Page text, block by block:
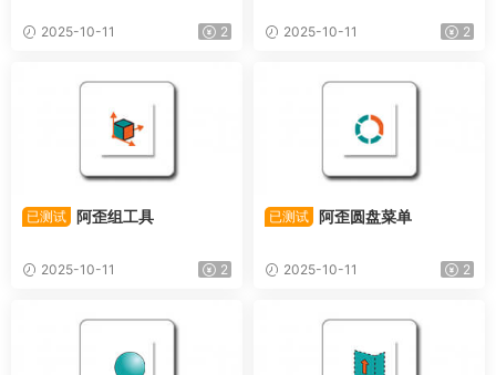
2025-10-11 2 2025-10-11 2
已测试 阿歪组工具
2025-10-11 2
已测试 阿歪圆盘菜单
2025-10-11 2